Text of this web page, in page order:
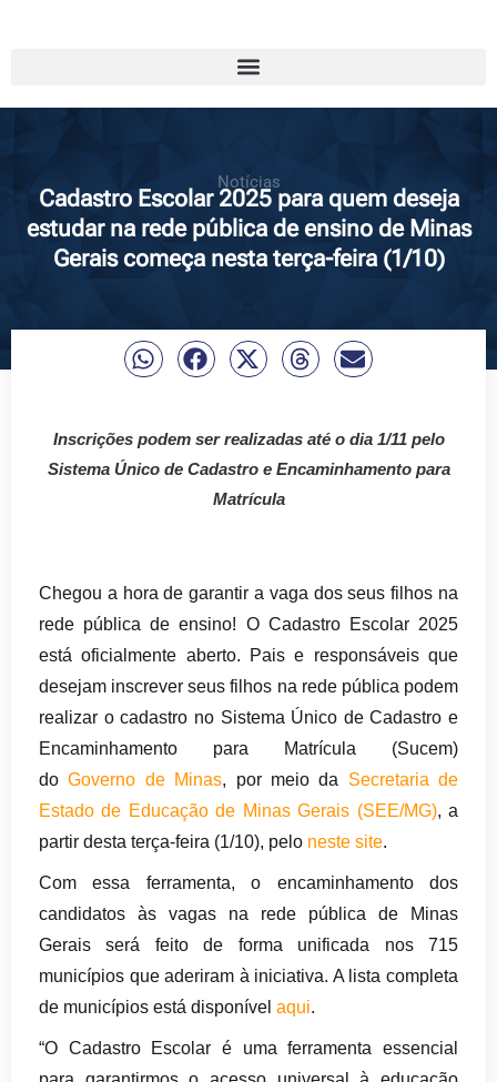
Notícias
Cadastro Escolar 2025 para quem deseja
estudar na rede pública de ensino de Minas
Gerais começa nesta terça-feira (1/10)
Inscrições podem ser realizadas até o dia 1/11 pelo
Sistema Único de Cadastro e Encaminhamento para
Matrícula
Chegou a hora de garantir a vaga dos seus filhos na
rede pública de ensino! O Cadastro Escolar 2025
está oficialmente aberto. Pais e responsáveis que
desejam inscrever seus filhos na rede pública podem
realizar o cadastro no Sistema Único de Cadastro e
Encaminhamento para Matrícula (Sucem)
doGoverno de Minas, por meio da Secretaria de
Estado de Educação de Minas Gerais (SEE/MG), a
partir desta terça-feira (1/10), pelo neste site.
Com essa ferramenta, o encaminhamento dos
candidatos às vagas na rede pública de Minas
Gerais será feito de forma unificada nos 715
municípios que aderiram à iniciativa. A lista completa
de municípios está disponível aqui.
“O Cadastro Escolar é uma ferramenta essencial